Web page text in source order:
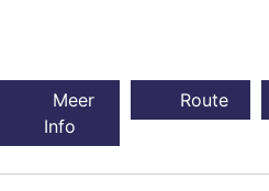
Meer
Info
Route